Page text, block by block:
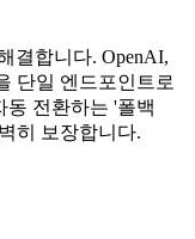
결합니다. OpenAI,
단일 엔드포인트로
동 전환하는 '폴백
히 보장합니다.